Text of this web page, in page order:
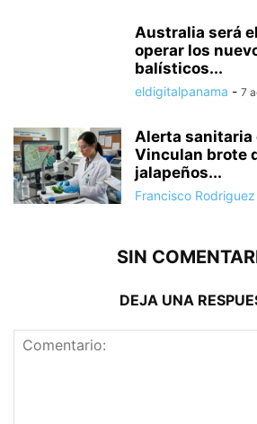
Australia será
operar los
balísticos...
eldigitalpanama - 7
Alerta sanitaria
Vinculan brote
jalapeños...
Francisco Rodriguez
SIN
DEJA UNA